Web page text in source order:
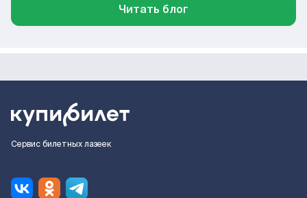
Читать блог
Сервис билетных лазеек